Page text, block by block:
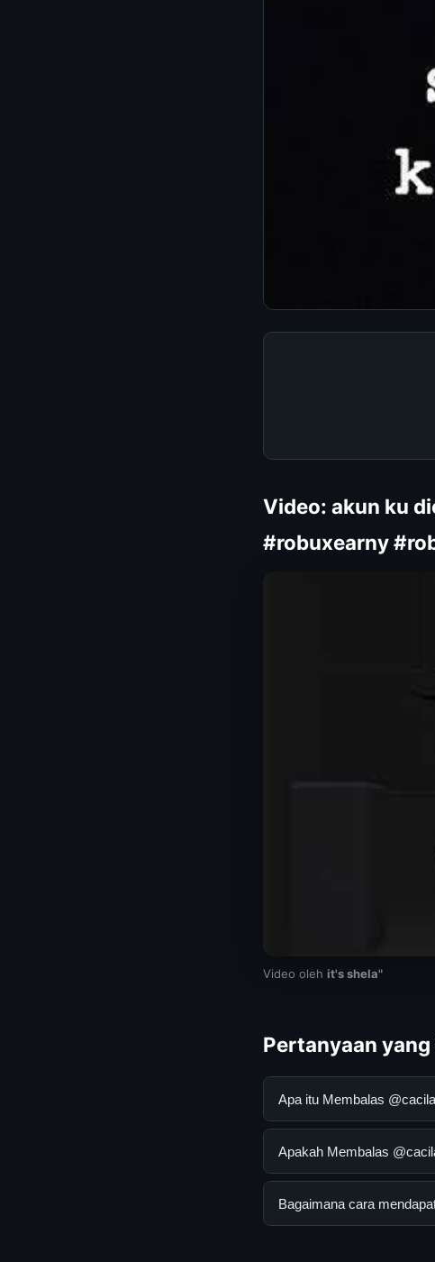
Video: akun ku
#robuxearny
Video oleh it's shela"
Pertanyaan
Apa itu Membalas
Membalas @cacila_67 .
resmi dan mengikuti
Apakah Membalas
Ya, Membalas
Bagaimana cara